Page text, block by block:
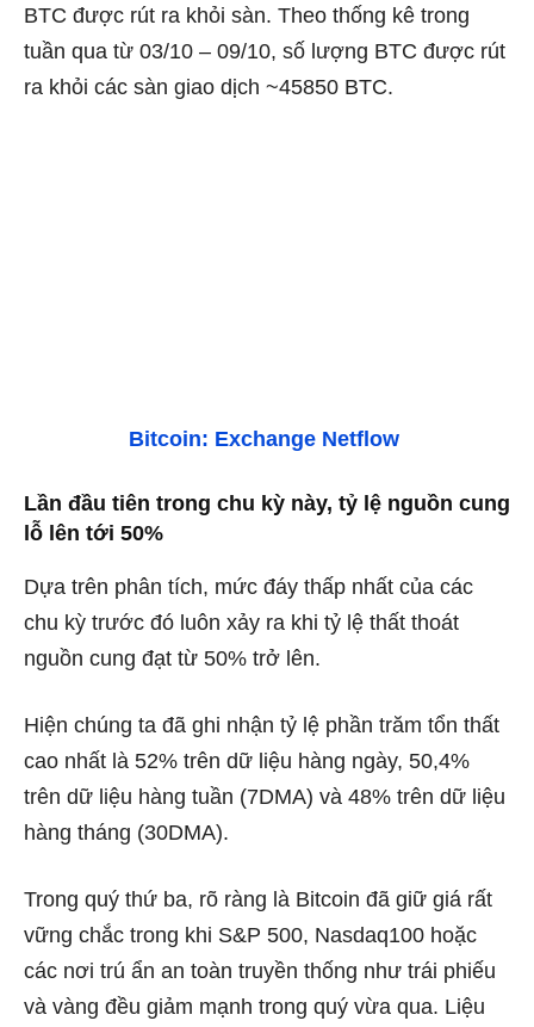
BTC được rút ra khỏi sàn. Theo thống kê trong
tuần qua từ 03/10 – 09/10, số lượng BTC được rút
ra khỏi các sàn giao dịch ~45850 BTC.
Bitcoin: Exchange Netflow
Lần đầu tiên trong chu kỳ này, tỷ lệ nguồn cung
lỗ lên tới 50%
Dựa trên phân tích, mức đáy thấp nhất của các
chu kỳ trước đó luôn xảy ra khi tỷ lệ thất thoát
nguồn cung đạt từ 50% trở lên.
Hiện chúng ta đã ghi nhận tỷ lệ phần trăm tổn thất
cao nhất là 52% trên dữ liệu hàng ngày, 50,4%
trên dữ liệu hàng tuần (7DMA) và 48% trên dữ liệu
hàng tháng (30DMA).
Trong quý thứ ba, rõ ràng là Bitcoin đã giữ giá rất
vững chắc trong khi S&P 500, Nasdaq100 hoặc
các nơi trú ẩn an toàn truyền thống như trái phiếu
và vàng đều giảm mạnh trong quý vừa qua. Liệu